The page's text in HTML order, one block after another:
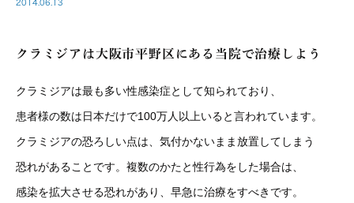
2014.06.13
クラミジアは大阪市平野区にある当院で治療しよう
クラミジアは最も多い性感染症として知られており、
患者様の数は日本だけで100万人以上いると言われています。
クラミジアの恐ろしい点は、気付かないまま放置してしまう
恐れがあることです。複数のかたと性行為をした場合は、
感染を拡大させる恐れがあり、早急に治療をすべきです。